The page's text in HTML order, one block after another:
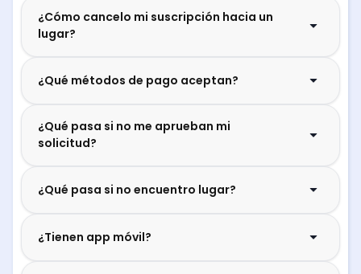
¿Cómo cancelo mi suscripción hacia un
lugar?
¿Qué métodos de pago aceptan?
¿Qué pasa si no me aprueban mi
solicitud?
¿Qué pasa si no encuentro lugar?
¿Tienen app móvil?